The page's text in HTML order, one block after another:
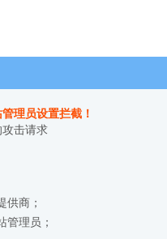
理员设置拦截！
击请求
供商；
管理员；